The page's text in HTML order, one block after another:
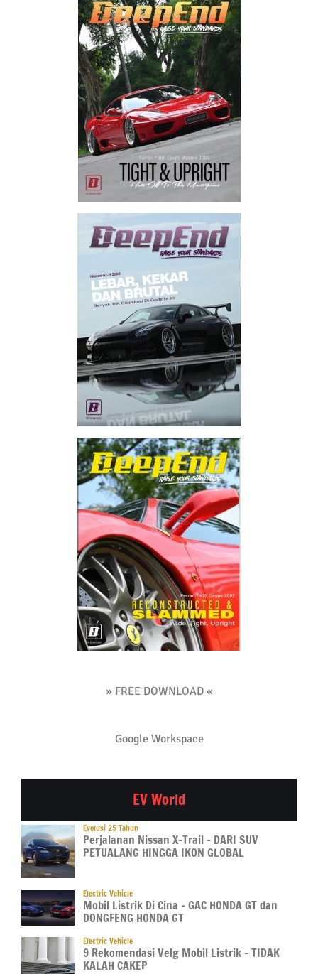
» FREE DOWNLOAD «
Google Workspace
EV World
Evolusi 25 Tahun
Perjalanan Nissan X-Trail – DARI SUV
PETUALANG HINGGA IKON GLOBAL
Electric Vehicle
Mobil Listrik Di Cina – GAC HONDA GT dan
DONGFENG HONDA GT
Electric Vehicle
9 Rekomendasi Velg Mobil Listrik – TIDAK
KALAH CAKEP